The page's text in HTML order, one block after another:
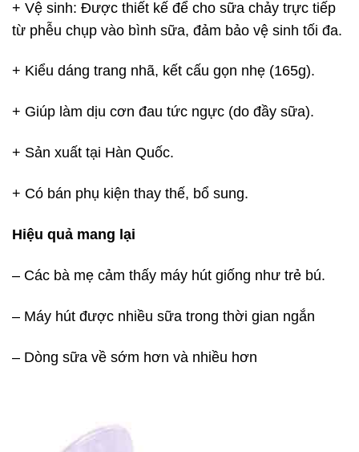
+ Vệ sinh: Được thiết kế để cho sữa chảy trực tiếp
từ phễu chụp vào bình sữa, đảm bảo vệ sinh tối đa.
+ Kiểu dáng trang nhã, kết cấu gọn nhẹ (165g).
+ Giúp làm dịu cơn đau tức ngực (do đầy sữa).
+ Sản xuất tại Hàn Quốc.
+ Có bán phụ kiện thay thế, bổ sung.
Hiệu quả mang lại
– Các bà mẹ cảm thấy máy hút giống như trẻ bú.
– Máy hút được nhiều sữa trong thời gian ngắn
– Dòng sữa về sớm hơn và nhiều hơn